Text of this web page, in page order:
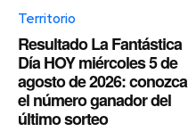
Territorio
Resultado La Fantástica
Día HOY miércoles 5 de
agosto de 2026: conozca
el número ganador del
último sorteo